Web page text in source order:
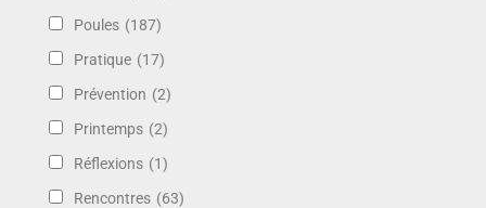
Poules (187)
Pratique (17)
Prévention (2)
Printemps (2)
Réflexions (1)
Rencontres (63)